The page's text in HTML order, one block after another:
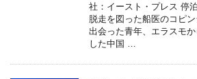
社：イースト・プレス 停
脱走を図った船医のコピ
出会った青年、エラスモ
した中国 …